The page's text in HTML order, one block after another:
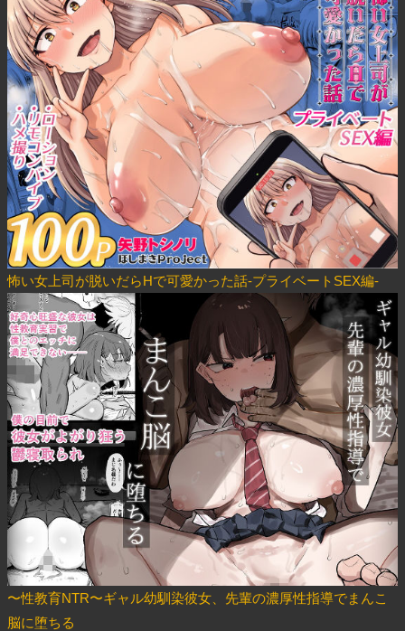
怖い女上司が脱いだらHで可愛かった話-プライベートSEX編-
〜性教育NTR〜ギャル幼馴染彼女、先輩の濃厚性指導でまんこ
脳に堕ちる